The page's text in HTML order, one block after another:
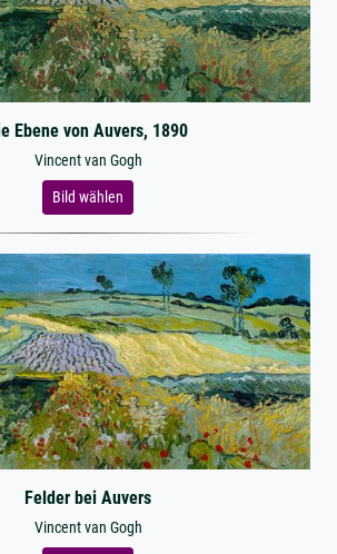
Ebene von Auvers, 1890
Vincent van Gogh
Bild wählen
Felder bei Auvers
Vincent van Gogh